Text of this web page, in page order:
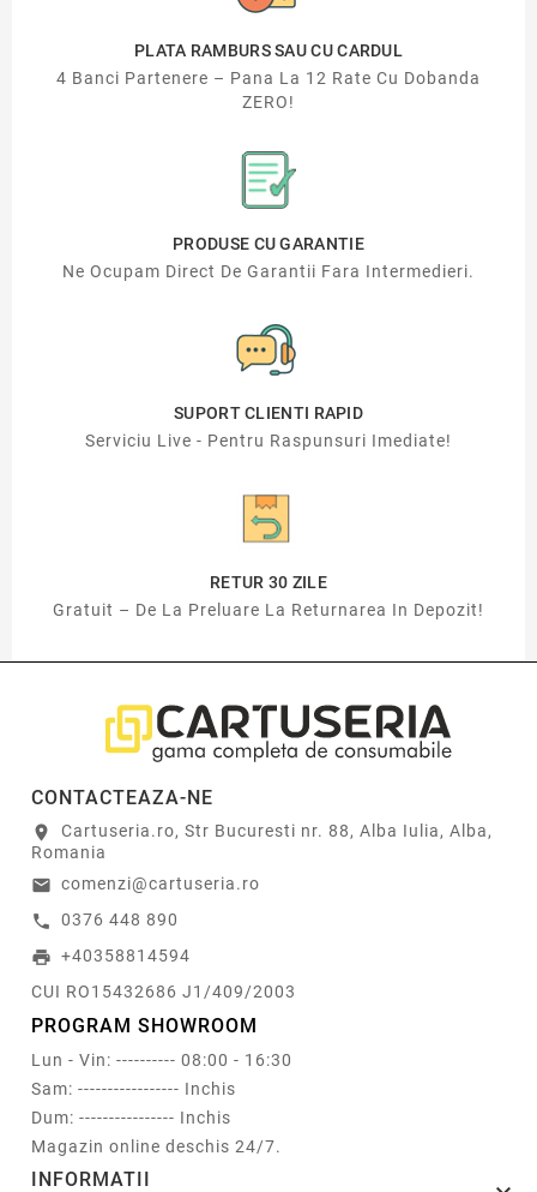
PLATA RAMBURS SAU CU CARDUL
4 Banci Partenere – Pana La 12 Rate Cu Dobanda
ZERO!
PRODUSE CU GARANTIE
Ne Ocupam Direct De Garantii Fara Intermedieri.
SUPORT CLIENTI RAPID
Serviciu Live - Pentru Raspunsuri Imediate!
RETUR 30 ZILE
Gratuit – De La Preluare La Returnarea In Depozit!
CONTACTEAZA-NE
location_on
Cartuseria.ro, Str Bucuresti nr. 88, Alba Iulia, Alba,
Romania
email comenzi@cartuseria.ro
call 0376 448 890
print +40358814594
CUI RO15432686 J1/409/2003
PROGRAM SHOWROOM
Lun - Vin: ---------- 08:00 - 16:30
Sam: ----------------- Inchis
Dum: ---------------- Inchis
Magazin online deschis 24/7.
INFORMATII